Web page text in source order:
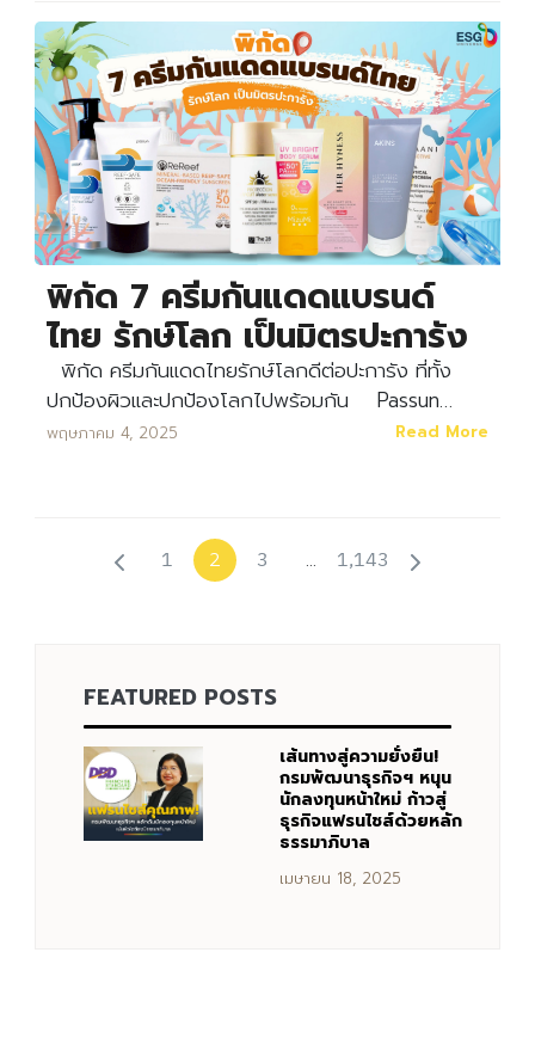
พิกัด 7 ครีมกันแดดแบรนด์
ไทย รักษ์โลก เป็นมิตรปะการัง
พิกัด ครีมกันแดดไทยรักษ์โลกดีต่อปะการัง ที่ทั้ง
ปกป้องผิวและปกป้องโลกไปพร้อมกัน Passun…
พฤษภาคม 4, 2025 Read More
1 2 3 … 1,143
FEATURED POSTS
เส้นทางสู่ความยั่งยืน!
กรมพัฒนาธุรกิจฯ หนุน
นักลงทุนหน้าใหม่ ก้าวสู่
ธุรกิจแฟรนไชส์ด้วยหลัก
ธรรมาภิบาล
เมษายน 18, 2025